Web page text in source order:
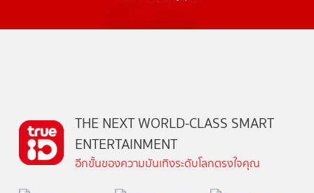
THE NEXT WORLD-CLASS SMART
ENTERTAINMENT
อีกขั้นของความบันเทิงระดับโลกตรงใจคุณ